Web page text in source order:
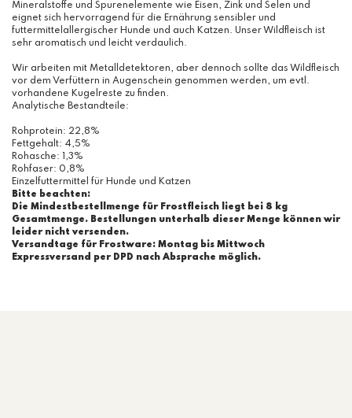
Mineralstoffe und Spurenelemente wie Eisen, Zink und Selen und
eignet sich hervorragend für die Ernährung sensibler und
futtermittelallergischer Hunde und auch Katzen. Unser Wildfleisch ist
sehr aromatisch und leicht verdaulich.
Wir arbeiten mit Metalldetektoren, aber dennoch sollte das Wildfleisch
vor dem Verfüttern in Augenschein genommen werden, um evtl.
vorhandene Kugelreste zu finden.
Analytische Bestandteile:
Rohprotein: 22,8%
Fettgehalt: 4,5%
Rohasche: 1,3%
Rohfaser: 0,8%
Einzelfuttermittel für Hunde und Katzen
Bitte beachten:
Die Mindestbestellmenge für Frostfleisch liegt bei 8 kg
Gesamtmenge. Bestellungen unterhalb dieser Menge können wir
leider nicht versenden.
Versandtage für Frostware: Montag bis Mittwoch
Expressversand per DPD nach Absprache möglich.